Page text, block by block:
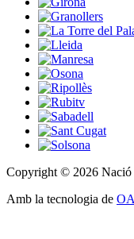
Copyright © 2026 Nació
Amb la tecnologia de